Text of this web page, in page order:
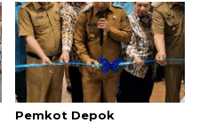
Pemkot Depok